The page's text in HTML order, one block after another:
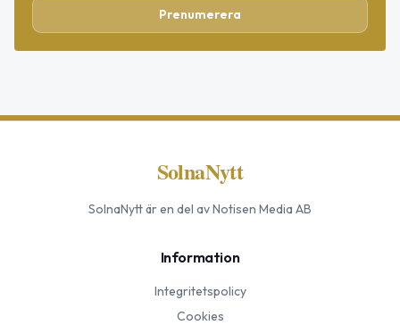
Prenumerera
SolnaNytt
SolnaNyttär en del av Notisen Media AB
Information
Integritetspolicy
Cookies